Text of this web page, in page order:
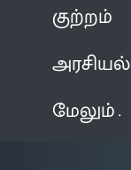
குற்றம்
அரசியல்
மேலும்